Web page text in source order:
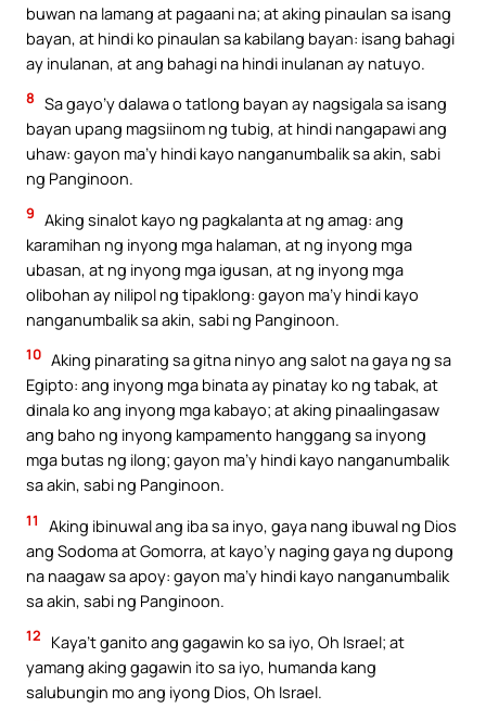
buwan na lamang at pagaani na; at aking pinaulan sa isang
bayan, at hindi ko pinaulan sa kabilang bayan: isang bahagi
ay inulanan, at ang bahagi na hindi inulanan ay natuyo.
8 Sa gayo’y dalawa o tatlong bayan ay nagsigala sa isang
bayan upang magsiinom ng tubig, at hindi nangapawi ang
uhaw: gayon ma’y hindi kayo nanganumbalik sa akin, sabi
ng Panginoon.
9 Aking sinalot kayo ng pagkalanta at ng amag: ang
karamihan ng inyong mga halaman, at ng inyong mga
ubasan, at ng inyong mga igusan, at ng inyong mga
olibohan ay nilipol ng tipaklong: gayon ma’y hindi kayo
nanganumbalik sa akin, sabi ng Panginoon.
10 Aking pinarating sa gitna ninyo ang salot na gaya ng sa
Egipto: ang inyong mga binata ay pinatay ko ng tabak, at
dinala ko ang inyong mga kabayo; at aking pinaalingasaw
ang baho ng inyong kampamento hanggang sa inyong
mga butas ng ilong; gayon ma’y hindi kayo nanganumbalik
sa akin, sabi ng Panginoon.
11
Aking ibinuwal ang iba sa inyo, gaya nang ibuwal ng Dios
ang Sodoma at Gomorra, at kayo’y naging gaya ng dupong
na naagaw sa apoy: gayon ma’y hindi kayo nanganumbalik
sa akin, sabi ng Panginoon.
12
Kaya’t ganito ang gagawin ko sa iyo, Oh Israel; at
yamang aking gagawin ito sa iyo, humanda kang
salubungin mo ang iyong Dios, Oh Israel.